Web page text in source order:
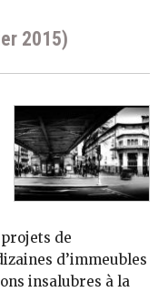
2015)
de
d’immeubles
insalubres à la